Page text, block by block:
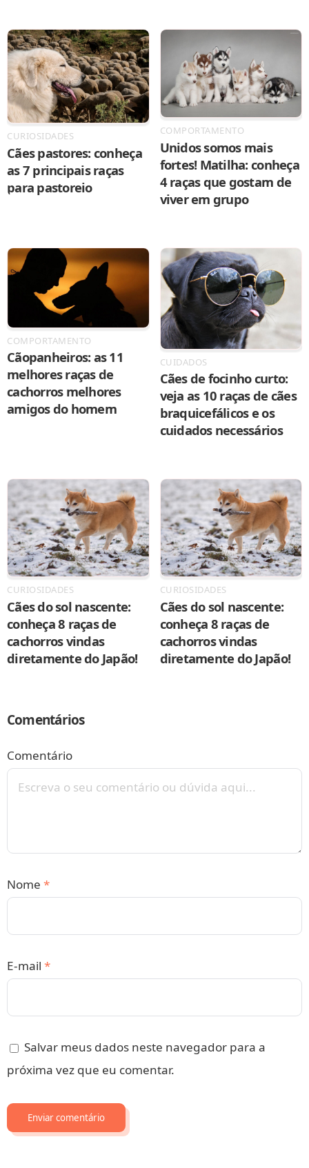
CURIOSIDADES
Cães pastores: conheça
as 7 principais raças
para pastoreio
COMPORTAMENTO
Unidos somos mais
fortes! Matilha: conheça
4 raças que gostam de
viver em grupo
COMPORTAMENTO
Cãopanheiros: as 11
melhores raças de
cachorros melhores
amigos do homem
CUIDADOS
Cães de focinho curto:
veja as 10 raças de cães
braquicefálicos e os
cuidados necessários
CURIOSIDADES
Cães do sol nascente:
conheça 8 raças de
cachorros vindas
diretamente do Japão!
CURIOSIDADES
Cães do sol nascente:
conheça 8 raças de
cachorros vindas
diretamente do Japão!
Comentários
Comentário
Nome *
E-mail *
Salvar meus dados neste navegador para a
próxima vez que eu comentar.